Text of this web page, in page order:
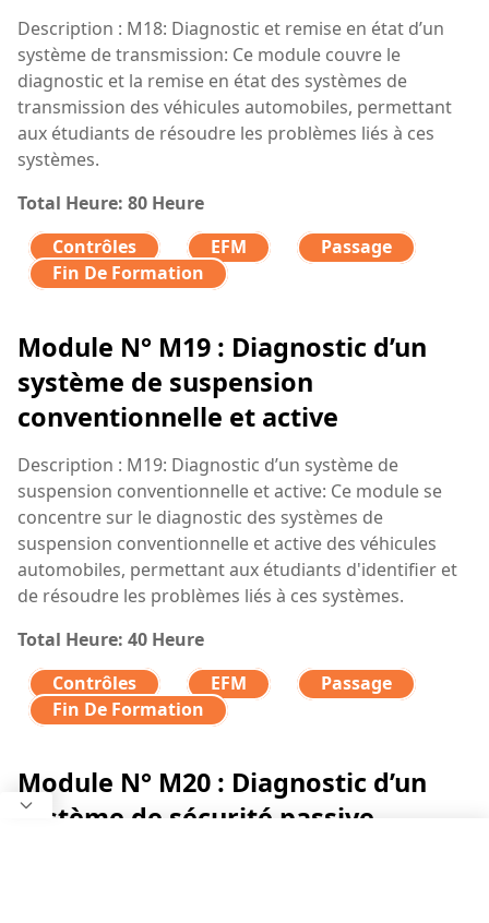
Description : M18: Diagnostic et remise en état d’un
système de transmission: Ce module couvre le
diagnostic et la remise en état des systèmes de
transmission des véhicules automobiles, permettant
aux étudiants de résoudre les problèmes liés à ces
systèmes.
Total Heure: 80 Heure
Contrôles
EFM
Passage
Fin De Formation
Module N° M19 : Diagnostic d’un
système de suspension
conventionnelle et active
Description : M19: Diagnostic d’un système de
suspension conventionnelle et active: Ce module se
concentre sur le diagnostic des systèmes de
suspension conventionnelle et active des véhicules
automobiles, permettant aux étudiants d'identifier et
de résoudre les problèmes liés à ces systèmes.
Total Heure: 40 Heure
Contrôles
EFM
Passage
Fin De Formation
Module N° M20 : Diagnostic d’un
système de sécurité passive